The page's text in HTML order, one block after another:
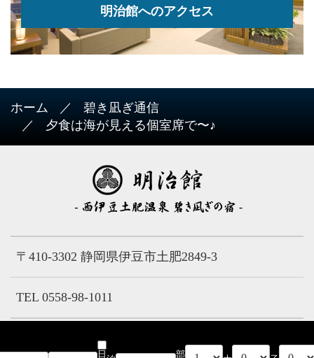
明治館へのアクセス
ホーム
碧き凪ぎ通信
夕食は海が見える個室席で〜♪
〒410-3302 静岡県伊豆市土肥2849-3
TEL 0558-98-1011
日 部
Copyright (C) 明治館 All Rights Reserved.